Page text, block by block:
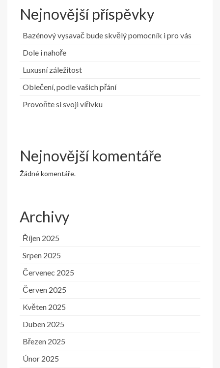
Nejnovější příspěvky
Bazénový vysavač bude skvělý pomocník i pro vás
Dole i nahoře
Luxusní záležitost
Oblečení, podle vašich přání
Provoňte si svoji vířivku
Nejnovější komentáře
Žádné komentáře.
Archivy
Říjen 2025
Srpen 2025
Červenec 2025
Červen 2025
Květen 2025
Duben 2025
Březen 2025
Únor 2025